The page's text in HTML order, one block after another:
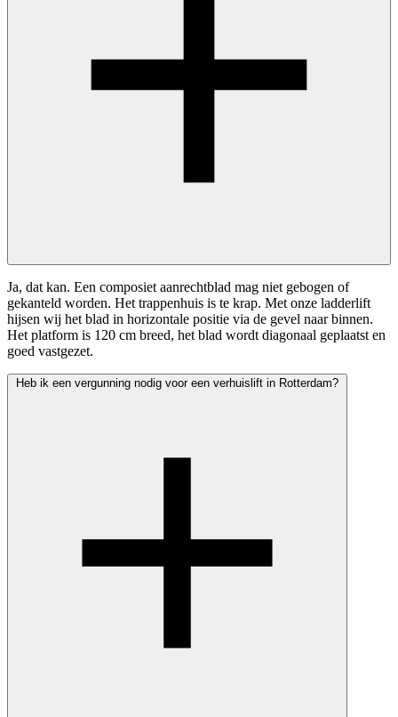
Ja, dat kan. Een composiet aanrechtblad mag niet gebogen of
gekanteld worden. Het trappenhuis is te krap. Met onze ladderlift
hijsen wij het blad in horizontale positie via de gevel naar binnen.
Het platform is 120 cm breed, het blad wordt diagonaal geplaatst en
goed vastgezet.
Heb ik een vergunning nodig voor een verhuislift in Rotterdam?